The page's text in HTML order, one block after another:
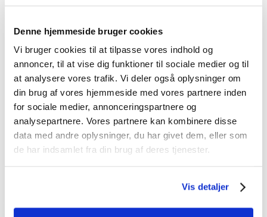
Denne hjemmeside bruger cookies
Vi bruger cookies til at tilpasse vores indhold og
annoncer, til at vise dig funktioner til sociale medier og til
at analysere vores trafik. Vi deler også oplysninger om
din brug af vores hjemmeside med vores partnere inden
for sociale medier, annonceringspartnere og
analysepartnere. Vores partnere kan kombinere disse
data med andre oplysninger, du har givet dem, eller som
de har indsamlet fra din brug af deres tjenester.
Vis detaljer
markante design, man typisk kender fra SUV-bilerne.
Når man åbner en af dørene, bliver man mødt af en rummelig
kabine med store og komfortable sæder og et instrumentbord
med 10,25” digital instrumentering, hvor man kan vælge
mellem forskellige opsætninger. Den digitale instrumentering
glider direkte over i det nye infotainmentsystem med 10”
skærm. Rattet er med to brede eger og ”afskåret” top og bund
for bedre udsyn og ind/udstigning. I den nærmest flydende
midterkonsol betjenes gearvælgeren, den elektriske
parkeringsbremse, airconditionanlægget og forskellige
kørselsindstillinger.
Scenen er sat for en eksklusiv oplevelse i
kabinen